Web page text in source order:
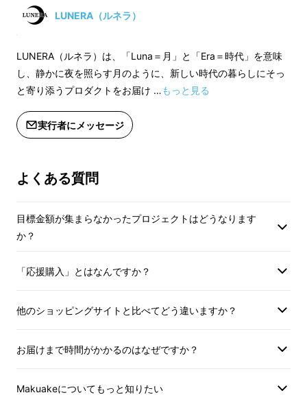
※皆様の応援購入により量産効率が向
価格より下がる可能性もございます。
※ご注文状況、使用部材の供給状況、
製造工程上の都合等により出荷時期が
※こちらのリターンは単品では購入で
きません。必ず、時計と一緒にご購入
※ご注文状況、使
製造工程上の都合
LUNERA（ルネラ）
LUNERA（ルネラ）は、「Luna＝月」と「Era＝時代」を意味
し、静かに夜を照らす月のように、新しい時代の暮らしにそっ
と寄り添うプロダクトをお届け …もっと見る
実行者にメッセージ
よくある質問
目標金額が集まらなかったプロジェクトはどうなります
か？
「応援購入」とはなんですか？
他のショッピングサイトと比べてどう違いますか？
お届けまで時間がかかるのはなぜですか？
Makuakeについてもっと知りたい